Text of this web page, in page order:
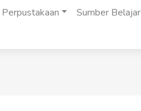
Perpustakaan Sumber Belajar